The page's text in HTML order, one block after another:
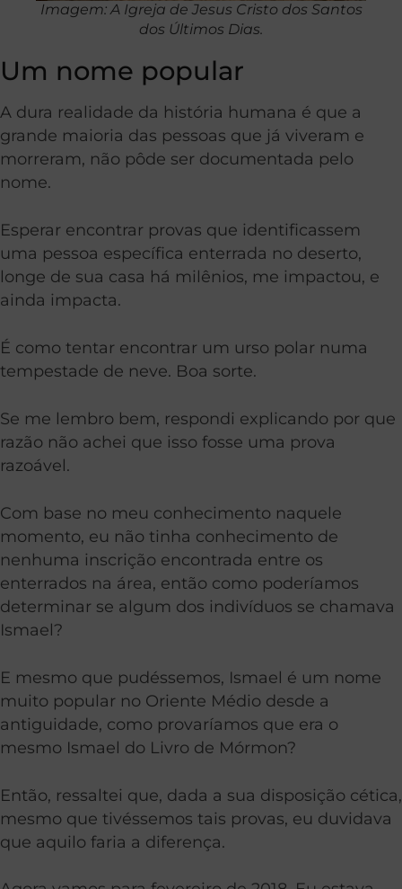
Imagem: A Igreja de Jesus Cristo dos Santos
dos Últimos Dias.
Um nome popular
A dura realidade da história humana é que a
grande maioria das pessoas que já viveram e
morreram, não pôde ser documentada pelo
nome.
Esperar encontrar provas que identificassem
uma pessoa específica enterrada no deserto,
longe de sua casa há milênios, me impactou, e
ainda impacta.
É como tentar encontrar um urso polar numa
tempestade de neve. Boa sorte.
Se me lembro bem, respondi explicando por que
razão não achei que isso fosse uma prova
razoável.
Com base no meu conhecimento naquele
momento, eu não tinha conhecimento de
nenhuma inscrição encontrada entre os
enterrados na área, então como poderíamos
determinar se algum dos indivíduos se chamava
Ismael?
E mesmo que pudéssemos, Ismael é um nome
muito popular no Oriente Médio desde a
antiguidade, como provaríamos que era o
mesmo Ismael do Livro de Mórmon?
Então, ressaltei que, dada a sua disposição cética,
mesmo que tivéssemos tais provas, eu duvidava
que aquilo faria a diferença.